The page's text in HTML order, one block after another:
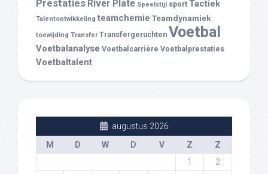
Prestaties River Plate Speelstijl sport Tactiek
Talentontwikkeling teamchemie Teamdynamiek
toewijding Transfer Transfergeruchten Voetbal
Voetbalanalyse Voetbalcarrière Voetbalprestaties
Voetbaltalent
augustus 2026
M
D W D V Z
Z
1
2